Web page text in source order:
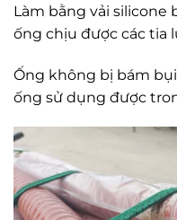
Làm bằng vải
ống chịu được các tia
Ống không bị bám
ống sử dụng được